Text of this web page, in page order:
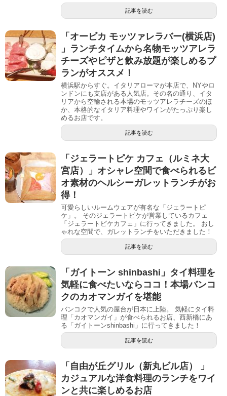
記事を読む
「オービカ モッツァレラバー(横浜店)
」ランチタイムから名物モッツアレラ
チーズやピザと飲み放題が楽しめるプ
ランがオススメ！
横浜駅からすぐ。イタリアローマが本店で、NYやロ
ンドンにも支店がある人気店。その名の通り、イタ
リアから空輸される本場のモッツアレラチーズのほ
か、本格的なイタリア料理やワインがたっぷり楽し
めるお店です。
記事を読む
「ジェラートピケ カフェ（ルミネ大
宮店）」オシャレ空間で食べられるビ
オ素材のヘルシーガレットランチがお
得！
可愛らしいルームウェアが有名な「ジェラートピ
ケ」。 そのジェラートピケが営業しているカフェ
「ジェラートピケカフェ」に行ってきました。 おし
ゃれな空間で、ガレットランチをいただきました！
記事を読む
「ガイトーン shinbashi」タイ料理を
気軽に食べたいならココ！本場バンコ
クのカオマンガイを堪能
バンコクで人気の屋台が日本に上陸。 気軽にタイ料
理「カオマンガイ」が食べられるお店、西新橋にあ
る「ガイトーンshinbashi」に行ってきました！
記事を読む
「自由が丘グリル（新丸ビル店） 」
カジュアルな洋食料理のランチをワイ
ンと共に楽しめるお店